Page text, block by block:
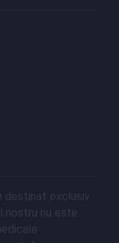
destinat exclusiv
nostru nu este